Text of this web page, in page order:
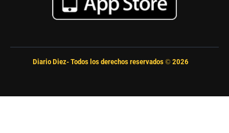
Diario Diez- Todos los derechos reservados © 2026